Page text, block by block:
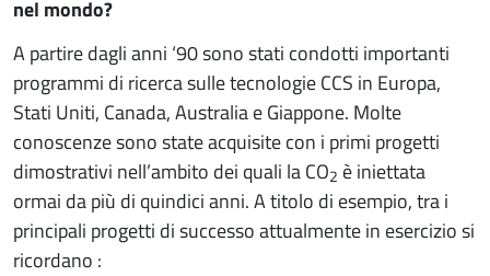
nel mondo?
A partire dagli anni ‘90 sono stati condotti importanti
programmi di ricerca sulle tecnologie CCS in Europa,
Stati Uniti, Canada, Australia e Giappone. Molte
conoscenze sono state acquisite con i primi progetti
dimostrativi nell’ambito dei quali la CO2 è iniettata
ormai da più di quindici anni. A titolo di esempio, tra i
principali progetti di successo attualmente in esercizio si
ricordano :